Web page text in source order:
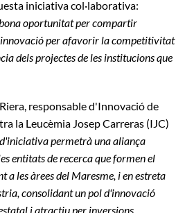
iniciativa col·laborativa:
oportunitat per compartir
per afavorir la competitivitat
dels projectes de les institucions que
responsable d'Innovació de
la Leucèmia Josep Carreras (IJC)
permetrà una aliança
entitats de recerca que formen el
a les àrees del Maresme, i en estreta
consolidant un pol d'innovació
i atractiu per inversions